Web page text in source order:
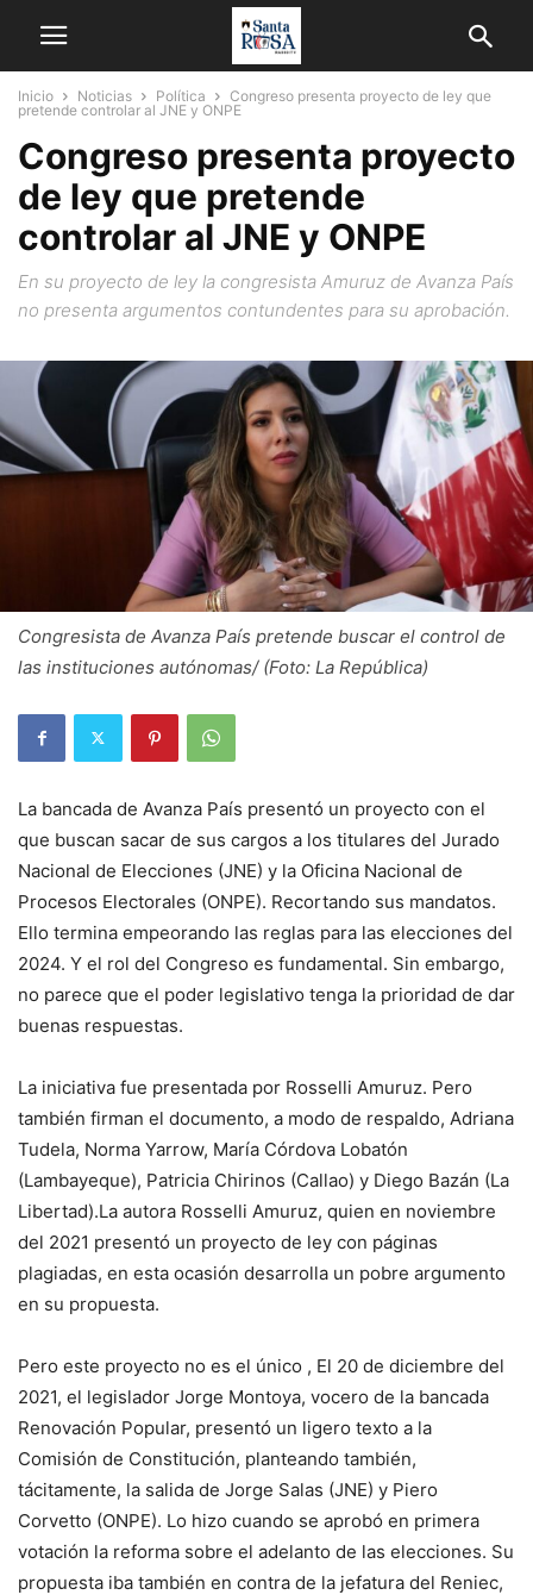
Inicio Noticias Política
Congreso presenta proyecto de ley que
pretende controlar al JNE y ONPE
Congreso presenta proyecto
de ley que pretende
controlar al JNE y ONPE
En su proyecto de ley la congresista Amuruz de Avanza País
no presenta argumentos contundentes para su aprobación.
Congresista de Avanza País pretende buscar el control de
las instituciones autónomas/ (Foto: La República)
La bancada de Avanza País presentó un proyecto con el
que buscan sacar de sus cargos a los titulares del Jurado
Nacional de Elecciones (JNE) y la Oficina Nacional de
Procesos Electorales (ONPE). Recortando sus mandatos.
Ello termina empeorando las reglas para las elecciones del
2024. Y el rol del Congreso es fundamental. Sin embargo,
no parece que el poder legislativo tenga la prioridad de dar
buenas respuestas.
La iniciativa fue presentada por Rosselli Amuruz. Pero
también firman el documento, a modo de respaldo, Adriana
Tudela, Norma Yarrow, María Córdova Lobatón
(Lambayeque), Patricia Chirinos (Callao) y Diego Bazán (La
Libertad).La autora Rosselli Amuruz, quien en noviembre
del 2021 presentó un proyecto de ley con páginas
plagiadas, en esta ocasión desarrolla un pobre argumento
en su propuesta.
Pero este proyecto no es el único , El 20 de diciembre del
2021, el legislador Jorge Montoya, vocero de la bancada
Renovación Popular, presentó un ligero texto a la
Comisión de Constitución, planteando también,
tácitamente, la salida de Jorge Salas (JNE) y Piero
Corvetto (ONPE). Lo hizo cuando se aprobó en primera
votación la reforma sobre el adelanto de las elecciones. Su
propuesta iba también en contra de la jefatura del Reniec,